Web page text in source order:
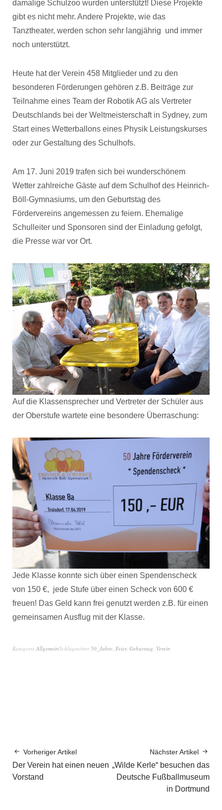
damalige Schulzoo wurden unterstützt! Diese Projekte
gibt es nicht mehr. Andere Projekte, wie das
Tanztheater, werden schon sehr langjährig und immer
noch unterstützt.
Heute hat der Verein 458 Mitglieder und zu den
besonderen Förderungen gehören z.B. Beiträge zur
Teilnahme eines Team der Robotik AG als Vertreter
Deutschlands bei der Weltmeisterschaft in Sydney, zum
Start eines Wetterballons eines Physik Leistungskurses
oder zur Gestaltung des Schulhofs.
Am 17. Juni 2019 trafen sich bei wunderschönem
Wetter zahlreiche Gäste auf dem Schulhof des Heinrich-
Böll-Gymnasiums, um den Geburtstag des
Fördervereins angemessen zu feiern. Ehemalige
Schulleiter und Sponsoren sind der Einladung gefolgt,
die Presse war vor Ort.
Auf die Klassensprecher und Vertreter der Schüler aus
der Oberstufe wartete eine besondere Überraschung:
Jede Klasse konnte sich über einen Spendenscheck
von 150 €, jede Stufe über einen Scheck von 600 €
freuen! Das Geld kann frei genutzt werden z.B. für einen
gemeinsamen Ausflug mit der Klasse.
Kategorie AllgemeinSchlagwörter 50_Jahre Feier, Geburstag Verein
Vorheriger Artikel
Der Verein hat einen neuen
Vorstand
Nächster Artikel
„Wilde Kerle“ besuchen das
Deutsche Fußballmuseum
in Dortmund